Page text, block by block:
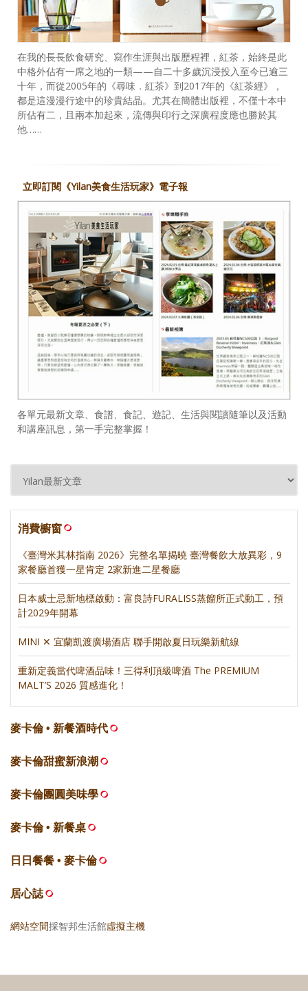
在我的長長飲食研究、寫作生涯與出版歷程裡，紅茶，始終是此
中格外佔有一席之地的一類——自二十多歲沉浸投入至今已逾三
十年，而從2005年的《尋味．紅茶》到2017年的《紅茶經》，
都是這漫漫行途中的珍貴結晶。尤其在簡體出版裡，不僅十本中
所佔有二，且兩本加起來，流傳與印行之深廣程度應也勝於其
他……
立即訂閱《Yilan美食生活玩家》電子報
各單元最新文章、食譜、食記、遊記、生活與閱讀隨筆以及活動
和講座訊息，第一手完整掌握！
消費櫥窗
《臺灣米其林指南 2026》完整名單揭曉 臺灣餐飲大放異彩，9
家餐廳首獲一星肯定 2家新進二星餐廳
日本威士忌新地標啟動：富良詩FURALISS蒸餾所正式動工，預
計2029年開幕
MINI ✕ 宜蘭凱渡廣場酒店 聯手開啟夏日玩樂新航線
重新定義當代啤酒品味！三得利頂級啤酒 The PREMIUM
MALT’S 2026 質感進化！
麥卡倫 • 新餐酒時代
麥卡倫甜蜜新浪潮
麥卡倫團圓美味學
麥卡倫 • 新餐桌
日日餐餐 • 麥卡倫
居心誌
網站空間採智邦生活館虛擬主機